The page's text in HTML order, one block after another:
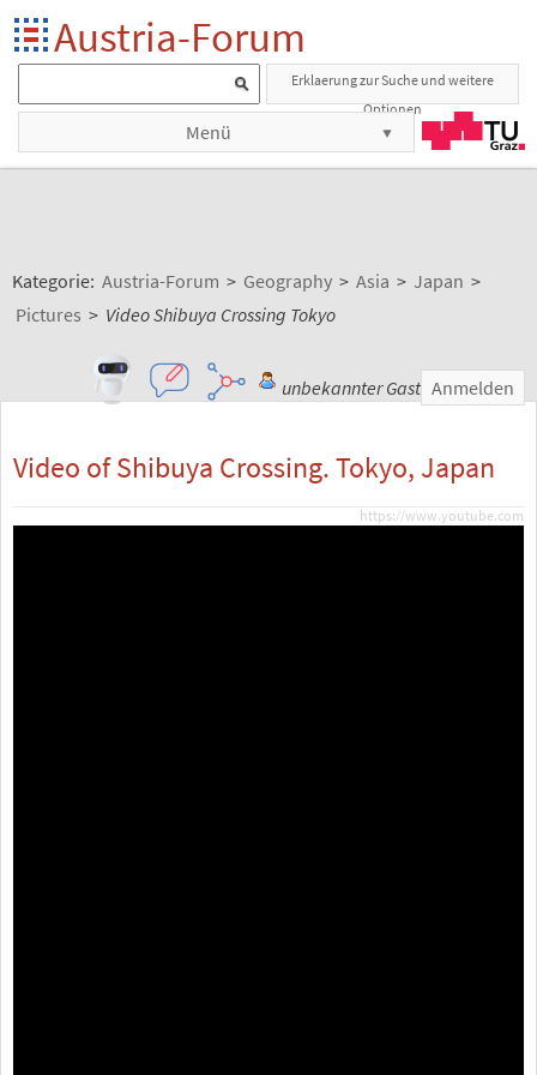
Austria-Forum
Erklaerung zur Suche und weitere
Optionen
Menü
Kategorie: Austria-Forum > Geography > Asia > Japan >
Pictures > Video Shibuya Crossing Tokyo
unbekannter Gast Anmelden
Video of Shibuya Crossing. Tokyo, Japan
https://www.youtube.com